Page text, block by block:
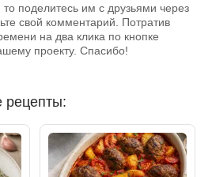
поделитесь им с друзьями через
свой комментарий. Потратив
на два клика по кнопке
проекту. Спасибо!
рецепты: